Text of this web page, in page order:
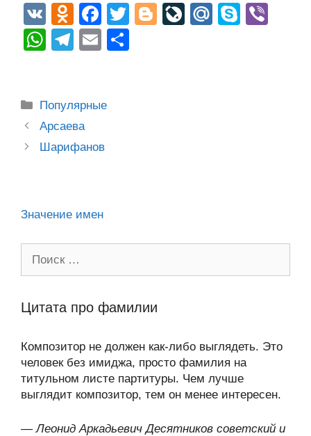
V
K
O
d
n
kl
a
ss
F
a
c
b
o
T
Bl Li
M S
W
s
A
p
T
gr
a
m
E
Рубрики
Популярные
Post
navigation
Арсаева
Шарифанов
Значение имен
Цитата про фамилии
Композитор не должен как-либо выглядеть. Это
человек без имиджа, просто фамилия на
титульном листе партитуры. Чем лучше
выглядит композитор, тем он менее интересен.
—Леонид Аркадьевич Десятников советский и